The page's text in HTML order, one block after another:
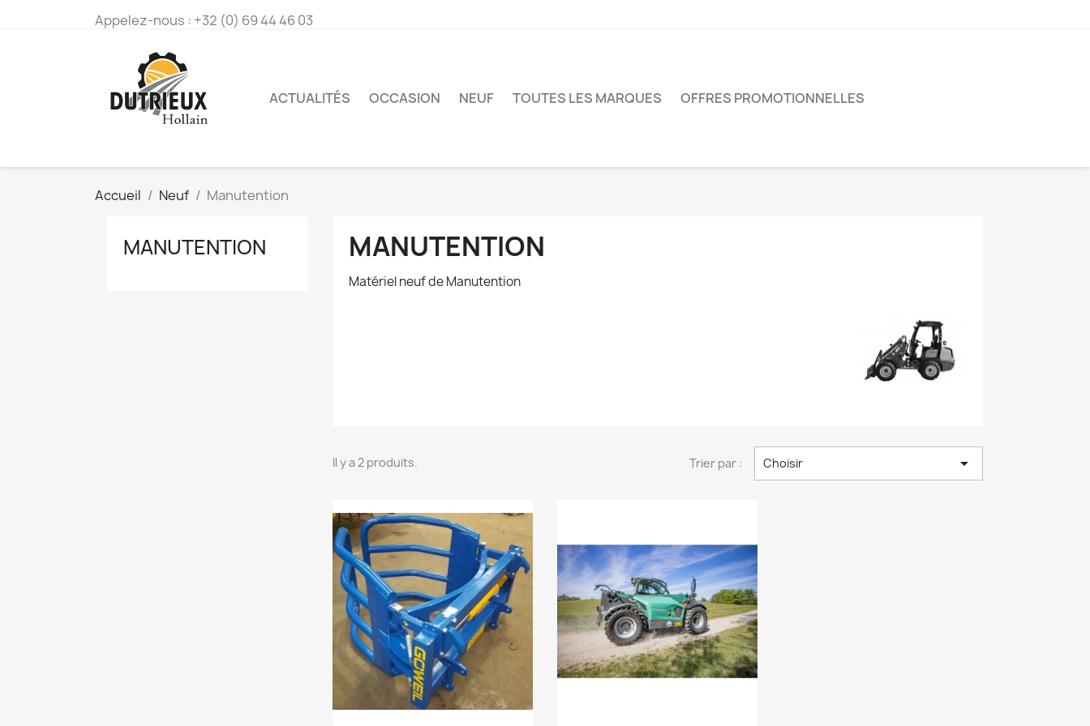
Appelez-nous : +32 (0) 69 44 46 03
ACTUALITÉS OCCASION NEUF TOUTES LES MARQUES OFFRES PROMOTIONNELLES
Accueil Neuf Manutention
MANUTENTION MANUTENTION
Matériel neuf de Manutention
Il y a 2 produits. Trier par : Choisir 